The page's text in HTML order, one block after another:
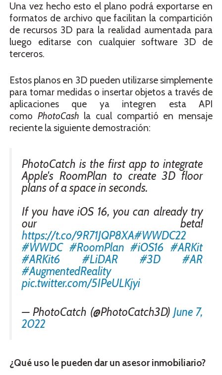
Una vez hecho esto el plano podrá exportarse en
formatos de archivo que facilitan la compartición
de recursos 3D para la realidad aumentada para
luego editarse con cualquier software 3D de
terceros.
Estos planos en 3D pueden utilizarse simplemente
para tomar medidas o insertar objetos a través de
aplicaciones que ya integren esta API
como PhotoCash la cual compartió en mensaje
reciente la siguiente demostración:
PhotoCatch is the first app to integrate
Apple's RoomPlan to create 3D floor
plans of a space in seconds.
If you have iOS 16, you can already try
our beta!
https://t.co/9R71JQP8XA#WWDC22
#WWDC #RoomPlan #iOS16 #ARKit
#ARKit6
#LiDAR #3D
#AR
#AugmentedReality
pic.twitter.com/5IPeULKjyi
— PhotoCatch (@PhotoCatch3D) June 7,
2022
¿Qué uso le pueden dar un asesor inmobiliario?